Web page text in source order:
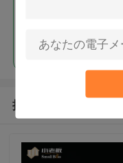
推薦されたプロダクト